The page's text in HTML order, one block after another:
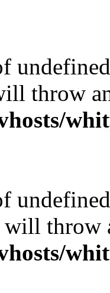
throw
throw